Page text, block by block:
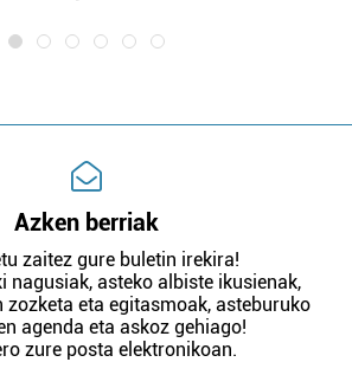
Azken berriak
zaitez gure buletin irekira!
nagusiak, asteko albiste ikusienak,
eta egitasmoak, asteburuko
agenda eta askoz gehiago!
zure posta elektronikoan.